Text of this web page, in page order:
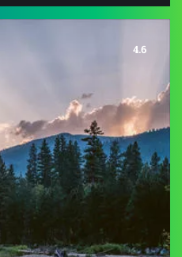
4.6